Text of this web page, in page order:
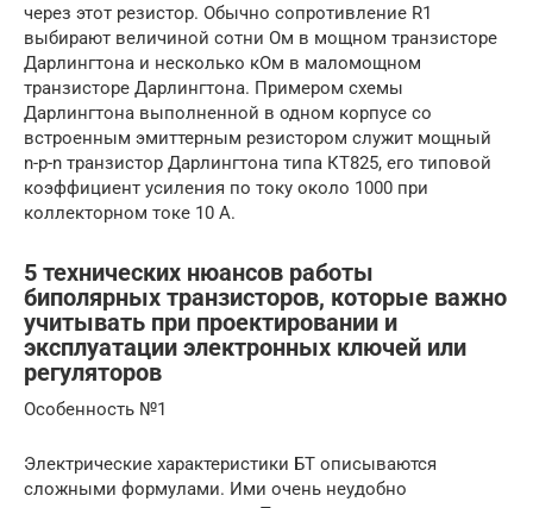
через этот резистор. Обычно сопротивление R1
выбирают величиной сотни Ом в мощном транзисторе
Дарлингтона и несколько кОм в маломощном
транзисторе Дарлингтона. Примером схемы
Дарлингтона выполненной в одном корпусе со
встроенным эмиттерным резистором служит мощный
n-p-n транзистор Дарлингтона типа КТ825, его типовой
коэффициент усиления по току около 1000 при
коллекторном токе 10 А.
5 технических нюансов работы
биполярных транзисторов, которые важно
учитывать при проектировании и
эксплуатации электронных ключей или
регуляторов
Особенность №1
Электрические характеристики БТ описываются
сложными формулами. Ими очень неудобно